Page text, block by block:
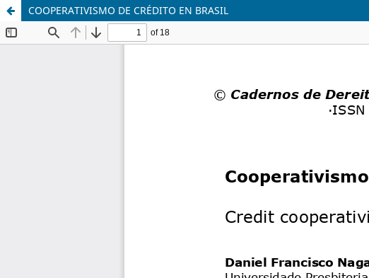
COOPERATIVISMO DE CRÉDITO EN BRASIL